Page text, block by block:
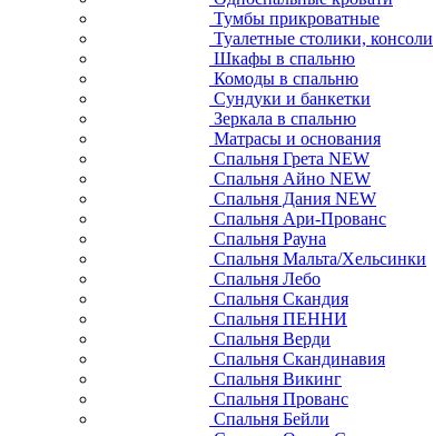
Тумбы прикроватные
Туалетные столики, консоли
Шкафы в спальню
Комоды в спальню
Сундуки и банкетки
Зеркала в спальню
Матрасы и основания
Спальня Грета NEW
Спальня Айно NEW
Спальня Дания NEW
Спальня Ари-Прованс
Спальня Рауна
Спальня Мальта/Хельсинки
Спальня Лебо
Спальня Скандия
Спальня ПЕННИ
Спальня Верди
Спальня Скандинавия
Спальня Викинг
Спальня Прованс
Спальня Бейли